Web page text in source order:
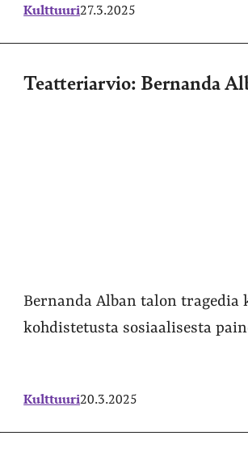
Kulttuuri27.3.2025
Teatteriarvio: Bernanda
Bernanda Alban talon tragedia
kohdistetusta sosiaalisesta
Kulttuuri20.3.2025